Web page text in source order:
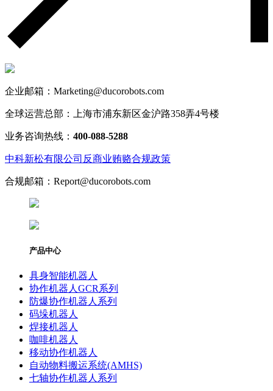
企业邮箱：Marketing@ducorobots.com
全球运营总部：上海市浦东新区金沪路358弄4号楼
业务咨询热线： 400-088-5288
中科新松有限公司反商业贿赂合规政策
合规邮箱：Report@ducorobots.com
产品中心
具身智能机器人
协作机器人GCR系列
防爆协作机器人系列
码垛机器人
焊接机器人
咖啡机器人
移动协作机器人
自动物料搬运系统(AMHS)
七轴协作机器人系列